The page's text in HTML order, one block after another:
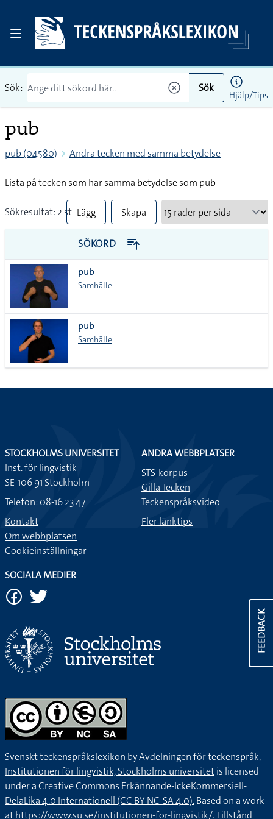
Sök: Sök
Hjälp/Tips
pub
pub (04580) Andra tecken med samma betydelse
Lista på tecken som har samma betydelse som pub
Sökresultat: 2 st Lägg
till
alla i
lista
Skapa
PDF
SÖKORD
pub
Samhälle
pub
Samhälle
FEEDBACK
STOCKHOLMS UNIVERSITET
Inst. för lingvistik
SE-106 91 Stockholm
Telefon: 08-16 23 47
Kontakt
Om webbplatsen
Cookieinställningar
ANDRA WEBBPLATSER
STS-korpus
Gilla Tecken
Teckenspråksvideo
Fler länktips
SOCIALA MEDIER
Svenskt teckenspråkslexikon byAvdelningen för teckenspråk,
Institutionen för lingvistik, Stockholms universitetis licensed
under aCreative Commons Erkännande-IckeKommersiell-
DelaLika 4.0 Internationell (CC BY-NC-SA 4.0).Based on a work
athttps://www.su.se/institutionen-for-lingvistik/. Tillstånd